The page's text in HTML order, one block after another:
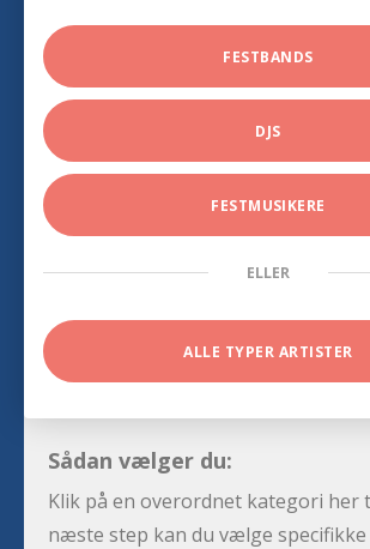
FESTBANDS
DJS
FESTMUSIKERE
ELLER
ALLE TYPER ARTISTER
Sådan vælger du:
Klik på en overordnet kategori her
næste step kan du vælge